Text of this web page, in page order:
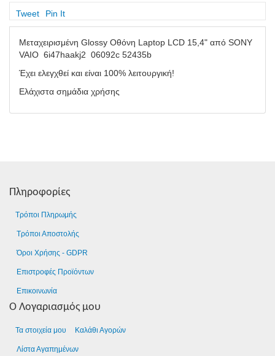
Tweet Pin It
Μεταχειρισμένη Glossy Οθόνη Laptop LCD 15,4" από SONY
VAIO 6i47haakj2 06092c 52435b
Έχει ελεγχθεί και είναι 100% λειτουργική!
Ελάχιστα σημάδια χρήσης
Πληροφορίες
Τρόποι Πληρωμής
Τρόποι Αποστολής
Όροι Χρήσης - GDPR
Επιστροφές Προϊόντων
Επικοινωνία
Ο Λογαριασμός μου
Τα στοιχεία μου Καλάθι Αγορών
Λίστα Αγαπημένων